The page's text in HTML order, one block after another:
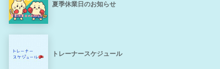
夏季休業日のお知らせ
トレーナースケジュール